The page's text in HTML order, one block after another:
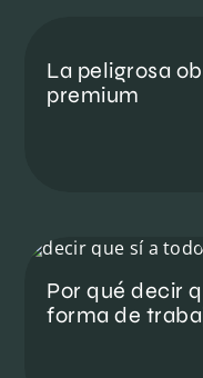
La peligrosa
premium
Por qué decir
forma de